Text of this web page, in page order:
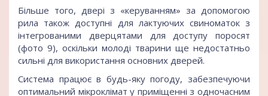
Більше того, двері з «керуванням» за допомогою
рила також доступні для лактуючих свиноматок з
інтегрованими дверцятами для доступу поросят
(фото 9), оскільки молоді тварини ще недостатньо
сильні для використання основних дверей.
Система працює в будь-яку погоду, забезпечуючи
оптимальний мікроклімат у приміщенні з одночасним